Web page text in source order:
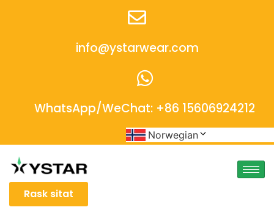
info@ystarwear.com
WhatsApp/WeChat: +86 15606924212
Norwegian
Rask sitat